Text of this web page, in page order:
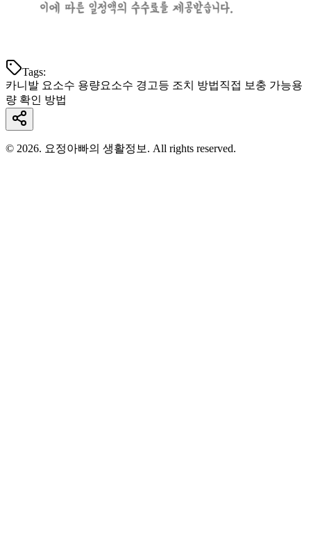
Tags:
카니발 요소수 용량요소수 경고등 조치 방법직접 보충 가능용
량 확인 방법
© 2026. 요정아빠의 생활정보. All rights reserved.